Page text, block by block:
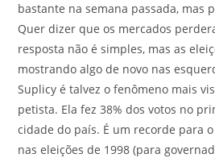
bastante na semana passada, mas
Quer dizer que os mercados
resposta não é simples, mas as
mostrando algo de novo nas
Suplicy é talvez o fenômeno mais
petista. Ela fez 38% dos votos no
cidade do país. É um recorde para o
nas eleições de 1998 (para